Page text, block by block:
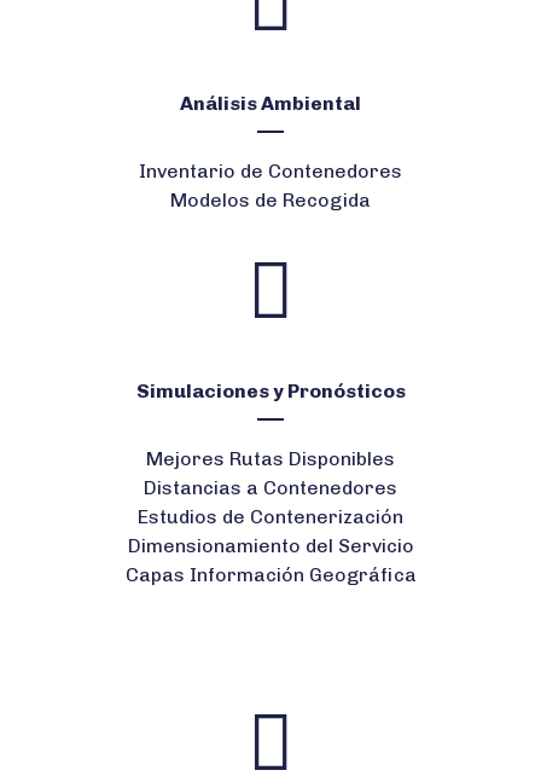
Análisis Ambiental
Inventario de Contenedores
Modelos de Recogida
Simulaciones y Pronósticos
Mejores Rutas Disponibles
Distancias a Contenedores
Estudios de Contenerización
Dimensionamiento del Servicio
Capas Información Geográfica